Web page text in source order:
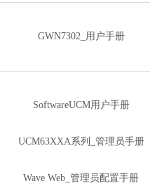
GWN7302_用户手册
SoftwareUCM用户手册
UCM63XXA系列_管理员手册
Wave Web_管理员配置手册